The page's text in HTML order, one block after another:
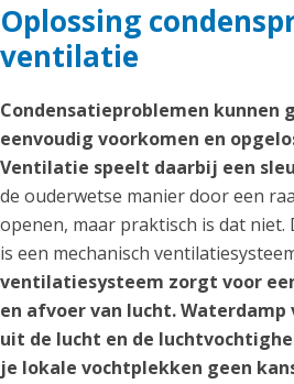
Oplossing
ventilatie
Condensatieproblemen kunnen
eenvoudig voorkomen en
Ventilatie speelt daarbij een
de ouderwetse manier door een
openen, maar praktisch is dat niet.
is een mechanisch
ventilatiesysteem zorgt voor
en afvoer van lucht.
uit de lucht en de
je lokale vochtplekken geen